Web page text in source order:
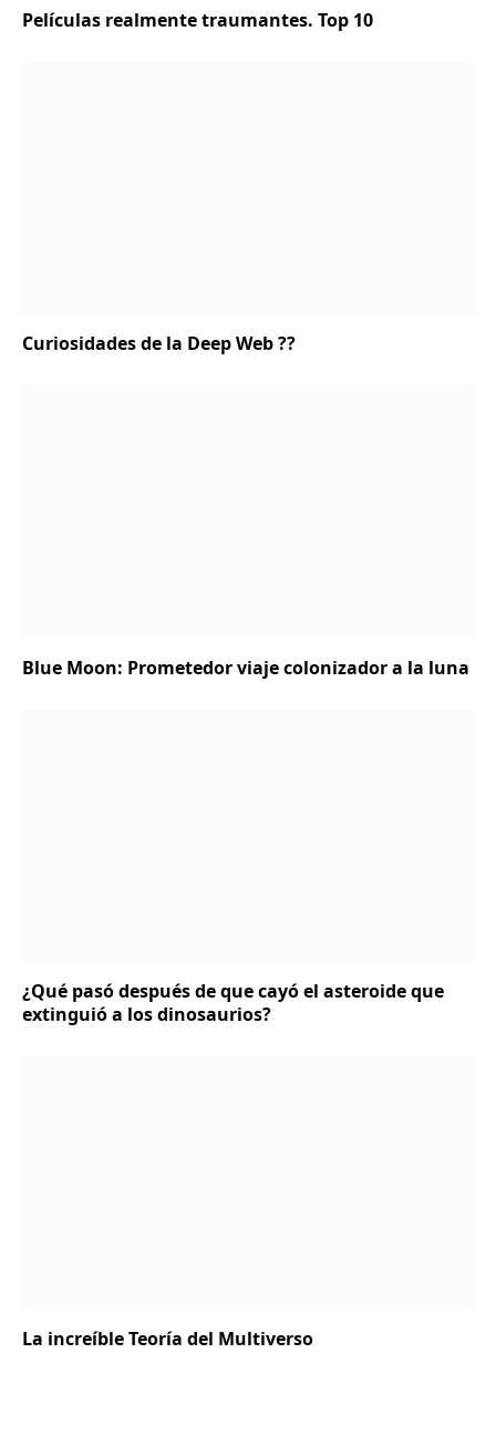
Películas realmente traumantes. Top 10
Curiosidades de la Deep Web ?‍?
Blue Moon: Prometedor viaje colonizador a la luna
¿Qué pasó después de que cayó el asteroide que
extinguió a los dinosaurios?
La increíble Teoría del Multiverso